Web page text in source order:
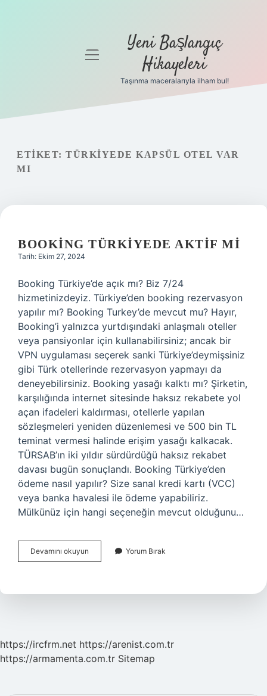
Gizlilik
Yasal Uyarı
menüyü
Yeni Başlangıç
Hikayeleri
Taşınma maceralarıyla ilham bul!
ETIKET: TÜRKIYEDE KAPSÜL OTEL VAR
MI
BOOKING TÜRKIYEDE AKTIF MI
Tarih: Ekim 27, 2024
Booking Türkiye’de açık mı? Biz 7/24
hizmetinizdeyiz. Türkiye’den booking rezervasyon
yapılır mı? Booking Turkey’de mevcut mu? Hayır,
Booking’i yalnızca yurtdışındaki anlaşmalı oteller
veya pansiyonlar için kullanabilirsiniz; ancak bir
VPN uygulaması seçerek sanki Türkiye’deymişsiniz
gibi Türk otellerinde rezervasyon yapmayı da
deneyebilirsiniz. Booking yasağı kalktı mı? Şirketin,
karşılığında internet sitesinde haksız rekabete yol
açan ifadeleri kaldırması, otellerle yapılan
sözleşmeleri yeniden düzenlemesi ve 500 bin TL
teminat vermesi halinde erişim yasağı kalkacak.
TÜRSAB’ın iki yıldır sürdürdüğü haksız rekabet
davası bugün sonuçlandı. Booking Türkiye’den
ödeme nasıl yapılır? Size sanal kredi kartı (VCC)
veya banka havalesi ile ödeme yapabiliriz.
Mülkünüz için hangi seçeneğin mevcut olduğunu…
Devamını okuyun Booking
Türkiyede
Yorum Bırak
https://ircfrm.net https://arenist.com.tr
https://armamenta.com.tr Sitemap